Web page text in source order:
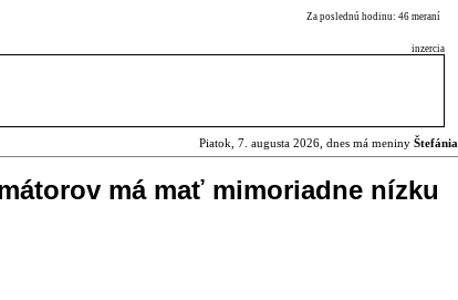
Za poslednú hodinu: 46 meraní
inzercia
Piatok, 7. augusta 2026, dnes má meniny Štefánia
má mať mimoriadne nízku